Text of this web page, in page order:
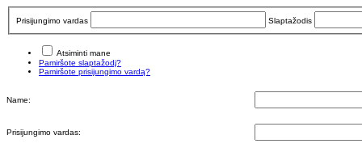
Prisijungimo vardas Slaptažodis
Atsiminti mane
Pamiršote slaptažodį?
Pamiršote prisijungimo vardą?
Name:
Prisijungimo vardas: